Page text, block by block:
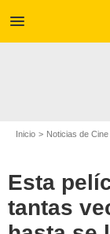
menu
Inicio Noticias de
Esta
tantas